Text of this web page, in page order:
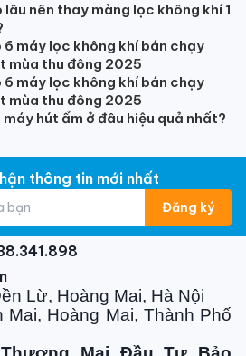
Funiki có khả năng làm mát
phòng đòi hỏi tính thẩm mỹ
và đông người như nhà hàng
sạn, hội trường…
được tích hợp trong dàn lạnh và
điều chỉnh nhiệt độ phù
người dung. Tạo luồng khí mát
sử dụng.
tự động
quá trình sử dụng, Điều hòa
lâu nên thay màng lọc không khí 1
6 máy lọc không khí bán chạy
mùa thu đông 2025
6 máy lọc không khí bán chạy
mùa thu đông 2025
hút ẩm ở đâu hiệu quả nhất?
thông tin mới nhất
Đăng ký
Lừ, Hoàng Mai, Hà Nội
Hoàng Mai, Thành Phố